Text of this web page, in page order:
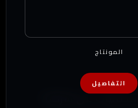
المونتاج
التفاصيل
عن شركتنا